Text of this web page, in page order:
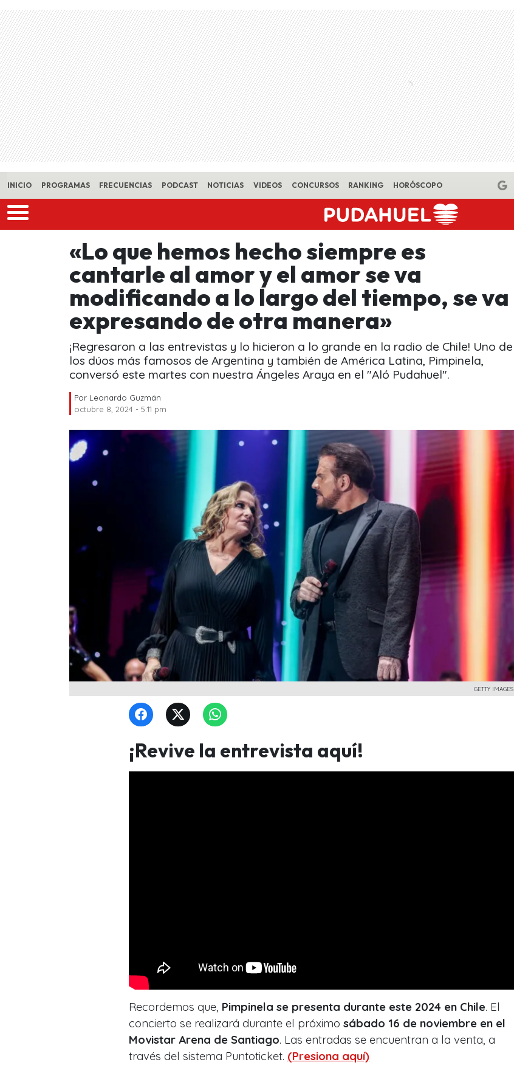
Skip to main content
INICIO PROGRAMAS FRECUENCIAS PODCAST NOTICIAS VIDEOS CONCURSOS RANKING HORÓSCOPO
«Lo que hemos hecho siempre es
cantarle al amor y el amor se va
modificando a lo largo del tiempo, se va
expresando de otra manera»
¡Regresaron a las entrevistas y lo hicieron a lo grande en la radio de Chile! Uno de
los dúos más famosos de Argentina y también de América Latina, Pimpinela,
conversó este martes con nuestra Ángeles Araya en el "Aló Pudahuel".
Por Leonardo Guzmán
octubre 8, 2024 - 5:11 pm
GETTY IMAGES
¡Revive la entrevista aquí!
Recordemos que, Pimpinela se presenta durante este 2024 en Chile. El
concierto se realizará durante el próximo sábado 16 de noviembre en el
Movistar Arena de Santiago. Las entradas se encuentran a la venta, a
través del sistema Puntoticket. (Presiona aquí)